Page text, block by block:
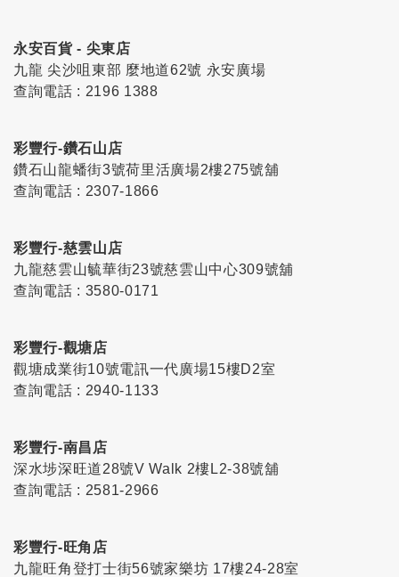
永安百貨 - 尖東店
九龍 尖沙咀東部 麼地道62號 永安廣場
查詢電話 : 2196 1388
彩豐行-鑽石山店
鑽石山龍蟠街3號荷里活廣場2樓275號舖
查詢電話 : 2307-1866
彩豐行-慈雲山店
九龍慈雲山毓華街23號慈雲山中心309號舖
查詢電話 : 3580-0171
彩豐行-觀塘店
觀塘成業街10號電訊一代廣場15樓D2室
查詢電話 : 2940-1133
彩豐行-南昌店
深水埗深旺道28號V Walk 2樓L2-38號舖
查詢電話 : 2581-2966
彩豐行-旺角店
九龍旺角登打士街56號家樂坊 17樓24-28室